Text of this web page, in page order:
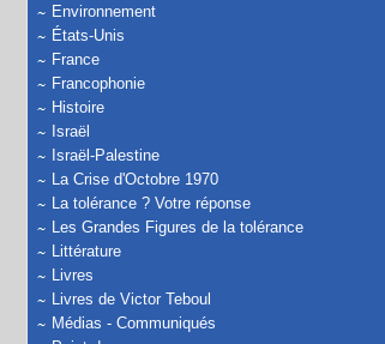
Environnement
États-Unis
France
Francophonie
Histoire
Israël
Israël-Palestine
La Crise d'Octobre 1970
La tolérance ? Votre réponse
Les Grandes Figures de la tolérance
Littérature
Livres
Livres de Victor Teboul
Médias - Communiqués